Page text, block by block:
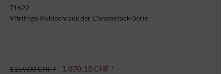
71622
Vitrifrigo Kühlschrank der Chromelock-Serie
1.259,00 CHF * 1.070,15 CHF *